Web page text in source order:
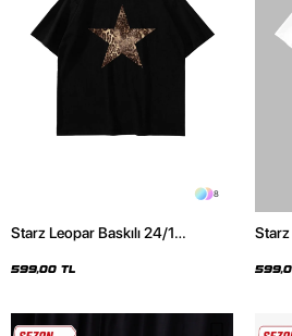
8
Starz Leopar Baskılı 24/1
599,00 TL
Starz